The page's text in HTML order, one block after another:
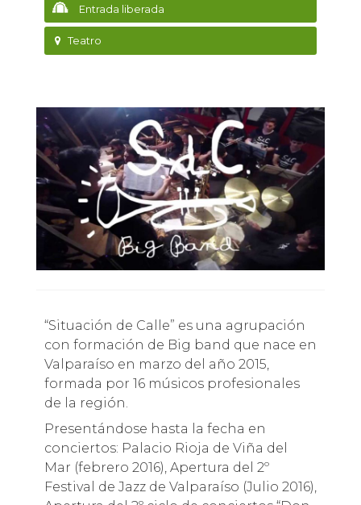
Entrada liberada
Teatro
“Situación de Calle” es una agrupación
con formación de Big band que nace en
Valparaíso en marzo del año 2015,
formada por 16 músicos profesionales
de la región.
Presentándose hasta la fecha en
conciertos: Palacio Rioja de Viña del
Mar (febrero 2016), Apertura del 2º
Festival de Jazz de Valparaíso (Julio 2016),